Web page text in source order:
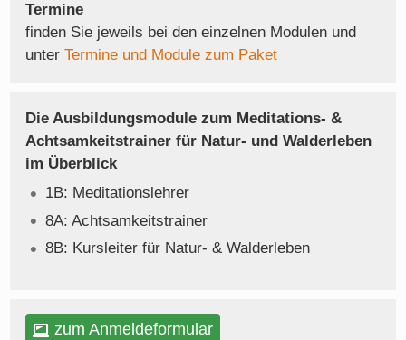
Termine
finden Sie jeweils bei den einzelnen Modulen und
unter Termine und Module zum Paket
Die Ausbildungsmodule zum Meditations- &
Achtsamkeitstrainer für Natur- und Walderleben
im Überblick
1B: Meditationslehrer
8A: Achtsamkeitstrainer
8B: Kursleiter für Natur- & Walderleben
zum Anmeldeformular